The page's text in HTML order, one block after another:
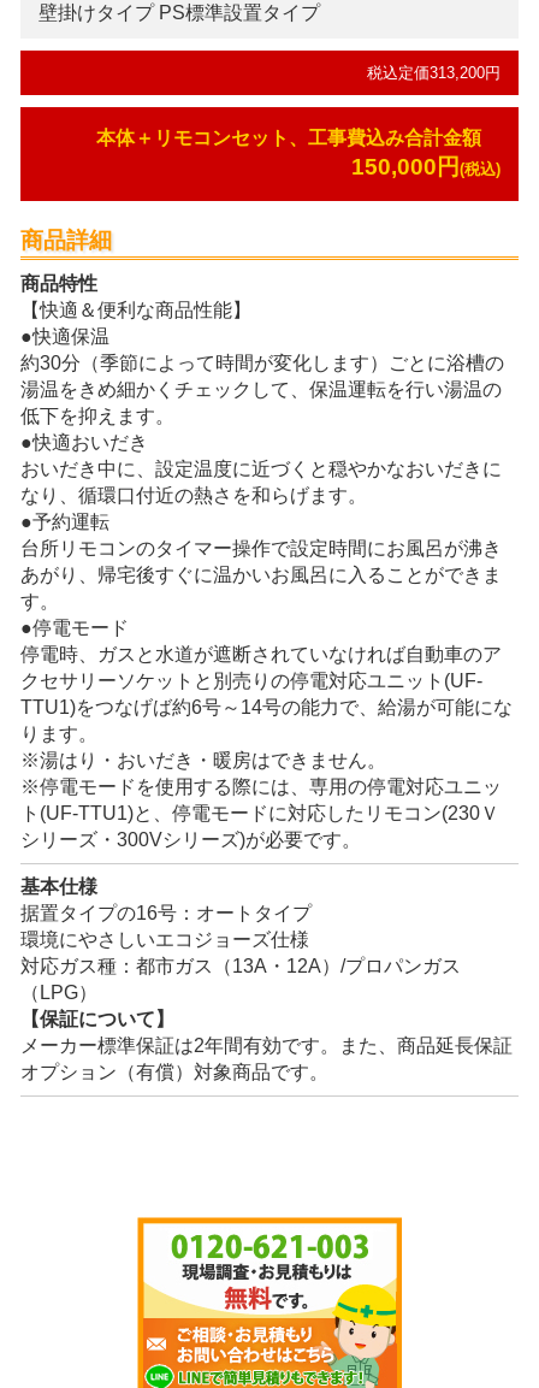
壁掛けタイプ PS標準設置タイプ
税込定価313,200円
本体＋リモコンセット、工事費込み合計金額
150,000円 (税込)
商品詳細
商品特性
【快適＆便利な商品性能】
●快適保温
約30分（季節によって時間が変化します）ごとに浴槽の
湯温をきめ細かくチェックして、保温運転を行い湯温の
低下を抑えます。
●快適おいだき
おいだき中に、設定温度に近づくと穏やかなおいだきに
なり、循環口付近の熱さを和らげます。
●予約運転
台所リモコンのタイマー操作で設定時間にお風呂が沸き
あがり、帰宅後すぐに温かいお風呂に入ることができま
す。
●停電モード
停電時、ガスと水道が遮断されていなければ自動車のア
クセサリーソケットと別売りの停電対応ユニット(UF-
TTU1)をつなげば約6号～14号の能力で、給湯が可能にな
ります。
※湯はり・おいだき・暖房はできません。
※停電モードを使用する際には、専用の停電対応ユニッ
ト(UF-TTU1)と、停電モードに対応したリモコン(230Ｖ
シリーズ・300Vシリーズ)が必要です。
基本仕様
据置タイプの16号：オートタイプ
環境にやさしいエコジョーズ仕様
対応ガス種：都市ガス（13A・12A）/プロパンガス
（LPG）
【保証について】
メーカー標準保証は2年間有効です。また、商品延長保証
オプション（有償）対象商品です。